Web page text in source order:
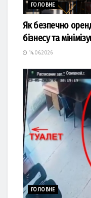
ГОЛОВНЕ
Як безпечно
бізнесу та
14.06.2026
ГОЛОВНЕ